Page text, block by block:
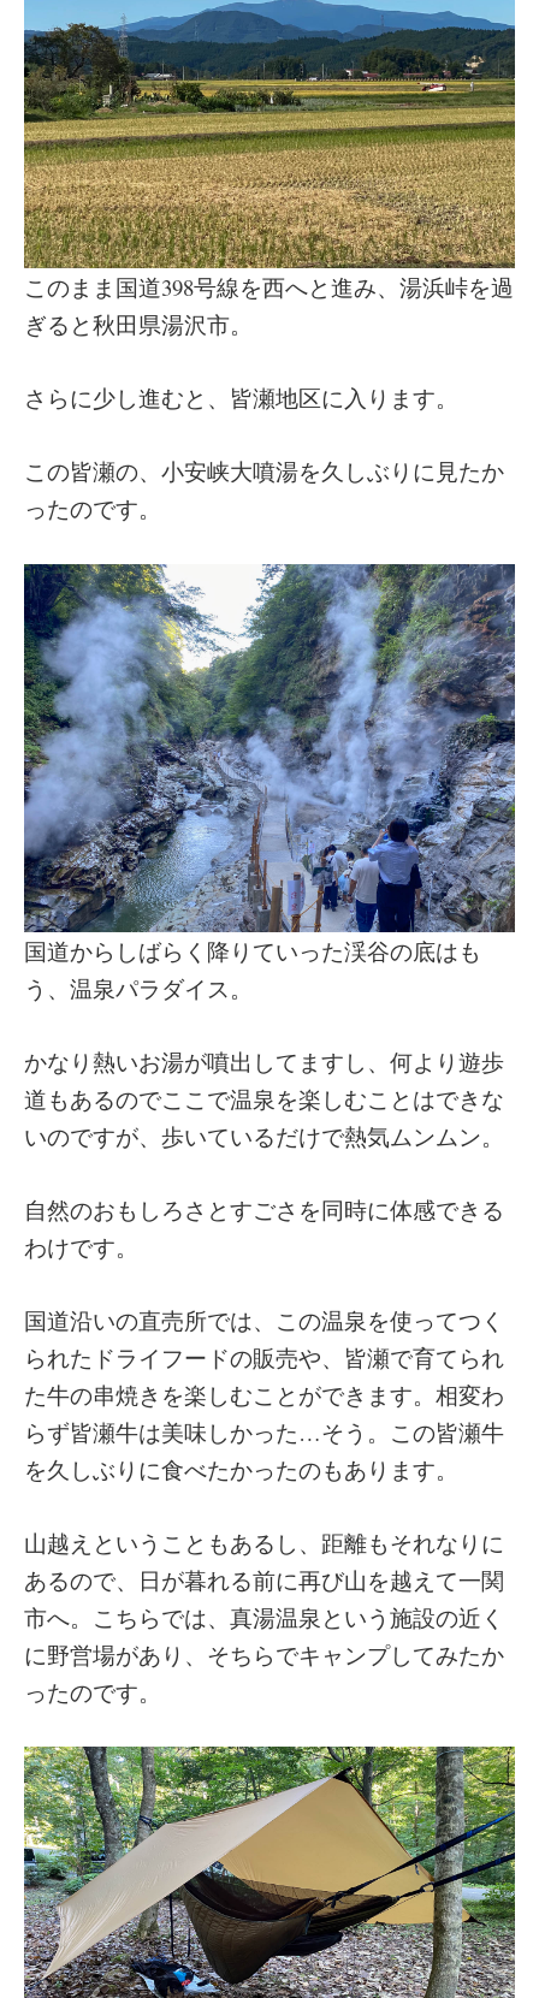
このまま国道398号線を西へと進み、湯浜峠を過
ぎると秋田県湯沢市。
さらに少し進むと、皆瀬地区に入ります。
この皆瀬の、小安峡大噴湯を久しぶりに見たか
ったのです。
国道からしばらく降りていった渓谷の底はも
う、温泉パラダイス。
かなり熱いお湯が噴出してますし、何より遊歩
道もあるのでここで温泉を楽しむことはできな
いのですが、歩いているだけで熱気ムンムン。
自然のおもしろさとすごさを同時に体感できる
わけです。
国道沿いの直売所では、この温泉を使ってつく
られたドライフードの販売や、皆瀬で育てられ
た牛の串焼きを楽しむことができます。相変わ
らず皆瀬牛は美味しかった…そう。この皆瀬牛
を久しぶりに食べたかったのもあります。
山越えということもあるし、距離もそれなりに
あるので、日が暮れる前に再び山を越えて一関
市へ。こちらでは、真湯温泉という施設の近く
に野営場があり、そちらでキャンプしてみたか
ったのです。